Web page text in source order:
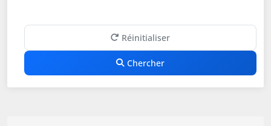
Réinitialiser
Chercher